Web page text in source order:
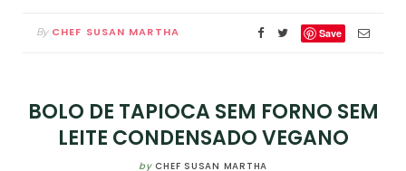
By CHEF SUSAN MARTHA Save
BOLO DE TAPIOCA SEM FORNO SEM
LEITE CONDENSADO VEGANO
by CHEF SUSAN MARTHA